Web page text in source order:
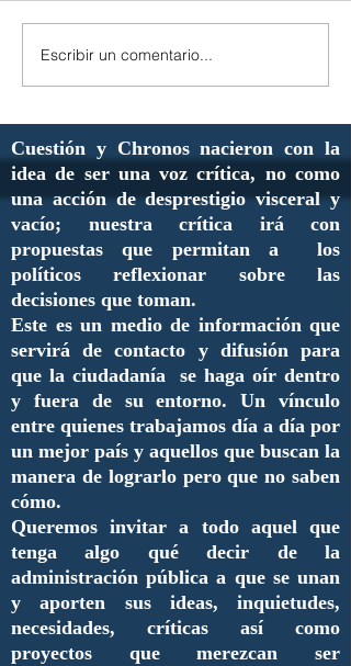
Escribir un comentario...
Cuestión y Chronos nacieron con la
idea de ser una voz crítica, no como
una acción de desprestigio visceral y
vacío; nuestra crítica irá con
propuestas que permitan a los
políticos reflexionar sobre las
decisiones que toman.
Este es un medio de información que
servirá de contacto y difusión para
que la ciudadanía se haga oír dentro
y fuera de su entorno. Un vínculo
entre quienes trabajamos día a día por
un mejor país y aquellos que buscan la
manera de lograrlo pero que no saben
cómo.
Queremos invitar a todo aquel que
tenga algo qué decir de la
administración pública a que se unan
y aporten sus ideas, inquietudes,
necesidades, críticas así como
proyectos que merezcan ser